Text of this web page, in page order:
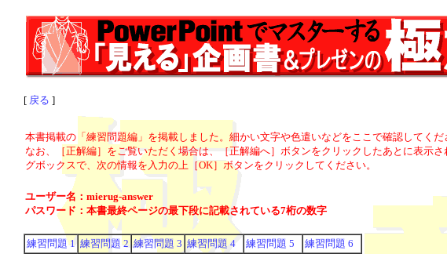
[ 戻る ]
本書掲載の「練習問題編」を掲載しました。細かい文字や色遣いなどをここで確認してくだ
なお、［正解編］をご覧いただく場合は、［正解編へ］ボタンをクリックしたあとに表示さ
グボックスで、次の情報を入力の上［OK］ボタンをクリックしてください。
ユーザー名：mierug-answer
パスワード：本書最終ページの最下段に記載されている7桁の数字
練習問題 1 練習問題 2 練習問題 3 練習問題 4 練習問題 5
練習問題 6